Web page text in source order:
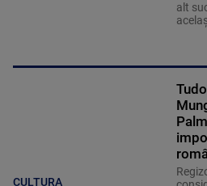
alt
CULTURA